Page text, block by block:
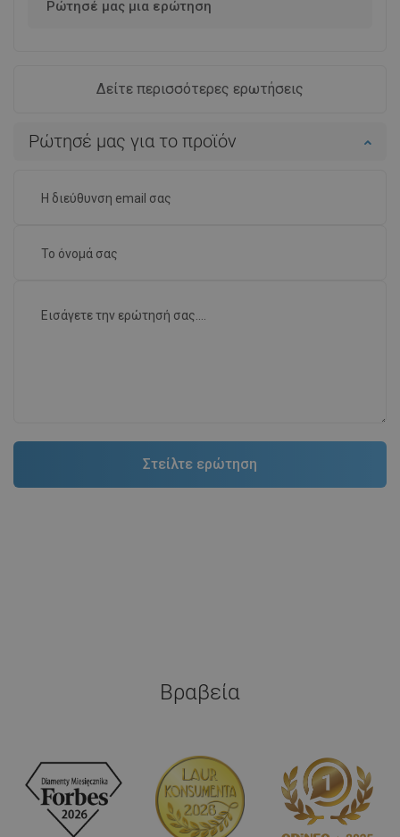
Ρώτησέ μας μια ερώτηση
Δείτε περισσότερες ερωτήσεις
Ρώτησέ μας για το προϊόν
Βραβεία